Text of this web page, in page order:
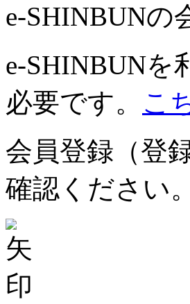
e-SHINBUNの
e-SHINBUNを
必要です。 こ
会員登録（登
確認ください。